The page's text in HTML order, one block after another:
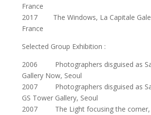
France
2017 The Windows, La Capitale
France
Selected Group Exhibition :
2006 Photographers disguised as
Gallery Now, Seoul
2007 Photographers disguised as
GS Tower Gallery, Seoul
2007 The Light focusing the corner,